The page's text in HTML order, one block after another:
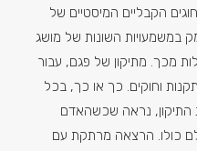
הקבליים המיסטיים של
נתעמק במשמעויות השונות של מושג
מכך. מתיקון של פגם, עבור
וחוקים. כך או כך, בכל
נראה שכשהאדם
כולו. הרצאה מרתקת עם